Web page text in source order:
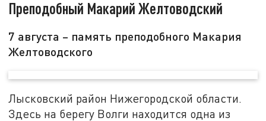
Преподобный Макарий Желтоводский
7 августа – память преподобного Макария
Желтоводского
Лысковский район Нижегородской области.
Здесь на берегу Волги находится одна из